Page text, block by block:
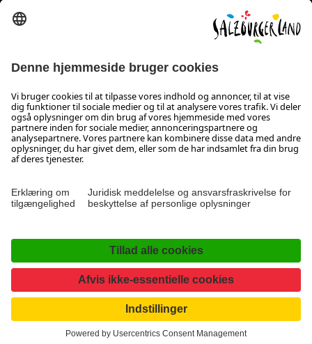
Wiener Bundesstraße 23
info@salzburgerland.com
ÅBNINGSTIDER
Vi glæder os til at høre fra dig!
Erklæring om tilgængelighed
Instagram
TikTokPinterestLinkedIn